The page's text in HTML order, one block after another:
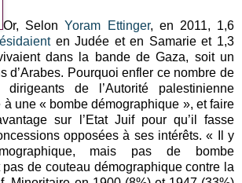
Or, SelonYoram Ettinger, en 2011, 1,6
en Judée et en Samarie et 1,3
dans la bande de Gaza, soit un
d’Arabes. Pourquoi enfler ce nombre de
de l’Autorité palestinienne
une « bombe démographique », et faire
sur l’Etat Juif pour qu’il fasse
opposées à ses intérêts. « Il y
mais pas de bombe
de couteau démographique contre la